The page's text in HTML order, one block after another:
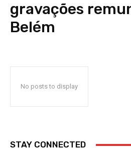
gravações
Belém
No posts to display
STAY CONNECTED